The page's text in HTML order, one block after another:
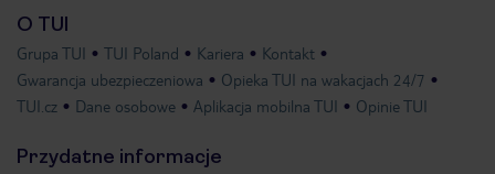
O TUI
Grupa TUI TUI Poland Kariera
Kontakt
Gwarancja ubezpieczeniowa
Opieka TUI na wakacjach 24/7
TUI.cz
Dane osobowe Aplikacja mobilna TUI Opinie TUI
Przydatne informacje